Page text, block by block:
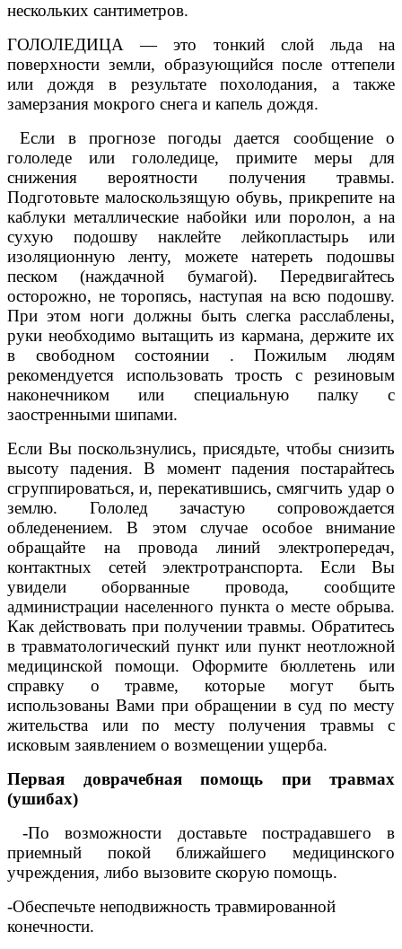
нескольких сантиметров.
ГОЛОЛЕДИЦА — это тонкий слой льда на
поверхности земли, образующийся после оттепели
или дождя в результате похолодания, а также
замерзания мокрого снега и капель дождя.
Если в прогнозе погоды дается сообщение о
гололеде или гололедице, примите меры для
снижения вероятности получения травмы.
Подготовьте малоскользящую обувь, прикрепите на
каблуки металлические набойки или поролон, а на
сухую подошву наклейте лейкопластырь или
изоляционную ленту, можете натереть подошвы
песком (наждачной бумагой). Передвигайтесь
осторожно, не торопясь, наступая на всю подошву.
При этом ноги должны быть слегка расслаблены,
руки необходимо вытащить из кармана, держите их
в свободном состоянии . Пожилым людям
рекомендуется использовать трость с резиновым
наконечником или специальную палку с
заостренными шипами.
Если Вы поскользнулись, присядьте, чтобы снизить
высоту падения. В момент падения постарайтесь
сгруппироваться, и, перекатившись, смягчить удар о
землю. Гололед зачастую сопровождается
обледенением. В этом случае особое внимание
обращайте на провода линий электропередач,
контактных сетей электротранспорта. Если Вы
увидели оборванные провода, сообщите
администрации населенного пункта о месте обрыва.
Как действовать при получении травмы. Обратитесь
в травматологический пункт или пункт неотложной
медицинской помощи. Оформите бюллетень или
справку о травме, которые могут быть
использованы Вами при обращении в суд по месту
жительства или по месту получения травмы с
исковым заявлением о возмещении ущерба.
Первая доврачебная помощь при травмах
(ушибах)
-По возможности доставьте пострадавшего в
приемный покой ближайшего медицинского
учреждения, либо вызовите скорую помощь.
-Обеспечьте неподвижность травмированной
конечности.